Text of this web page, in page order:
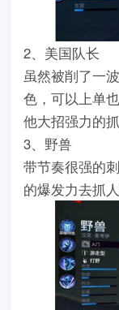
2、美国队长
虽然被削了一
色，可以上单
他大招强力的
3、野兽
带节奏很强的
的爆发力去抓